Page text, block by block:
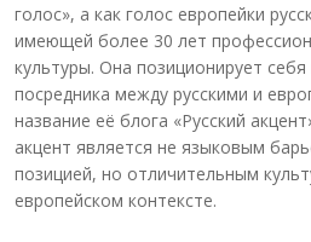
голос», а как голос европейки
имеющей более 30 лет
культуры. Она позиционирует себя
посредника между русскими и
название её блога «Русский
акцент является не языковым
позицией, но отличительным
европейском контексте.